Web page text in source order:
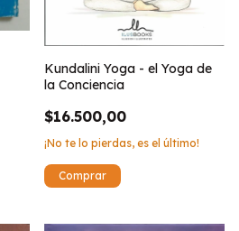
Kundalini Yoga - el Yoga de
la Conciencia
$16.500,00
¡No te lo pierdas, es el último!